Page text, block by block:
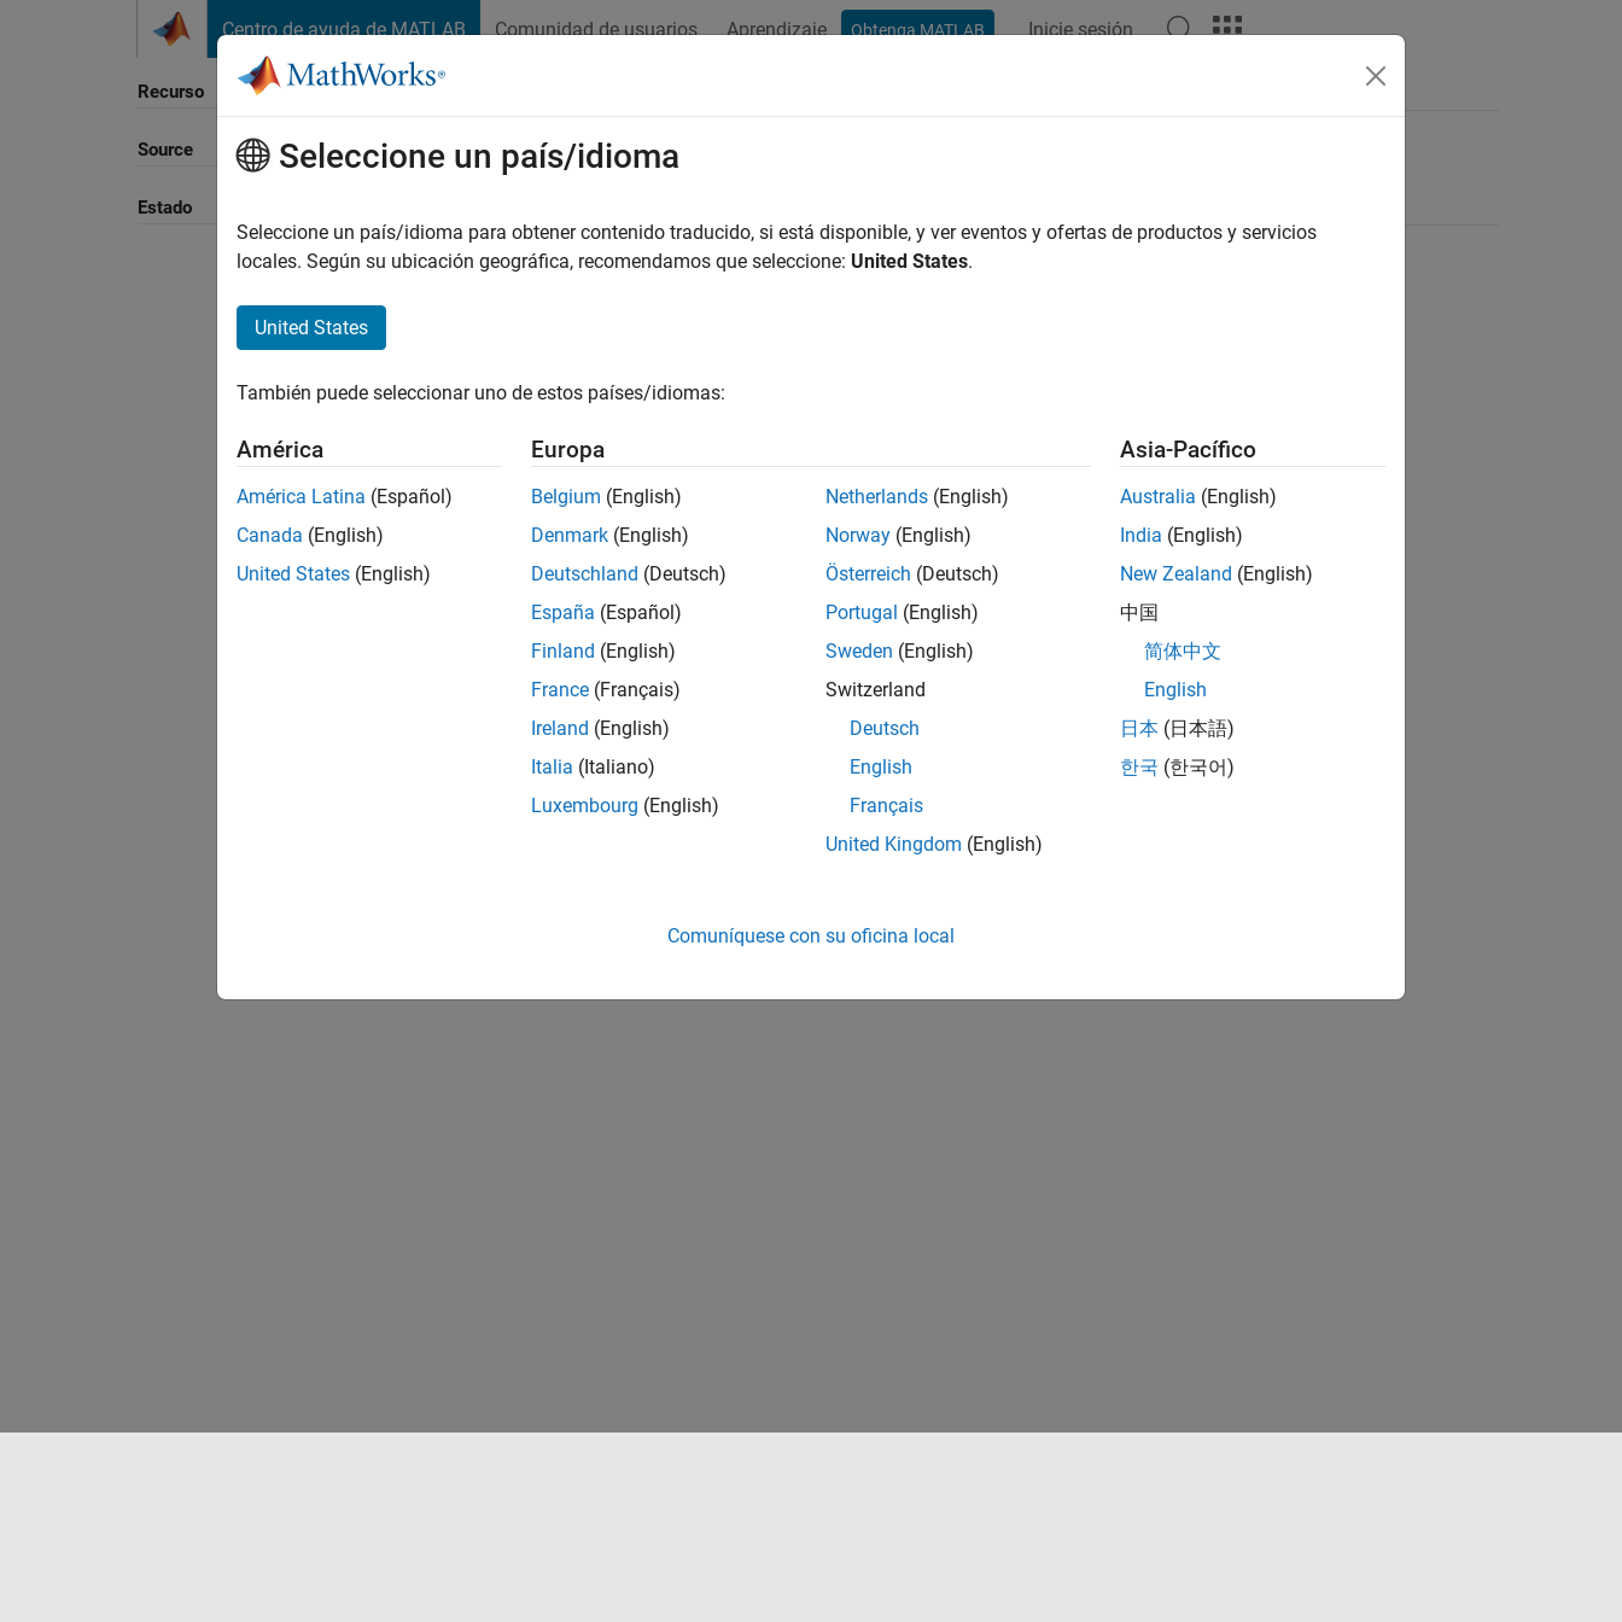
Centro de ayuda de MATLAB Comunidad de usuarios Aprendizaje Obtenga MATLAB Inicie sesión
Recurso
Source
Estado
Ordenar por
Seleccione un país/idioma
Seleccione un país/idioma para obtener contenido traducido, si está disponible, y ver eventos y ofertas de productos y servicios
locales. Según su ubicación geográfica, recomendamos que seleccione: United States.
United States
También puede seleccionar uno de estos países/idiomas:
América
América Latina (Español)
Canada (English)
United States (English)
Europa
Belgium (English)
Denmark (English)
Deutschland (Deutsch)
España (Español)
Finland (English)
France (Français)
Ireland (English)
Italia (Italiano)
Luxembourg (English)
Netherlands (English)
Norway (English)
Österreich (Deutsch)
Portugal (English)
Sweden (English)
Switzerland
Deutsch
English
Français
United Kingdom (English)
Asia-Pacífico
Australia (English)
India (English)
New Zealand (English)
中国
简体中文
English
日本 (日本語)
한국 (한국어)
Comuníquese con su oficina local